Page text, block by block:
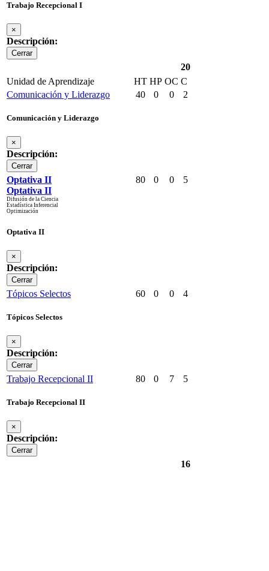
Trabajo Recepcional I
×
Descripción:
Cerrar
20
Unidad de Aprendizaje
HT HP OC C
Comunicación y Liderazgo
Comunicación y Liderazgo
×
Descripción:
Cerrar
40 0 0 2
Optativa II
Optativa II
Difusión de la Ciencia
Estadística Inferencial
Optimización
Optativa II
×
Descripción:
Cerrar
80 0 0 5
Tópicos Selectos
Tópicos Selectos
×
Descripción:
Cerrar
60 0 0 4
Trabajo Recepcional II
Trabajo Recepcional II
×
Descripción:
Cerrar
80 0 7 5
16